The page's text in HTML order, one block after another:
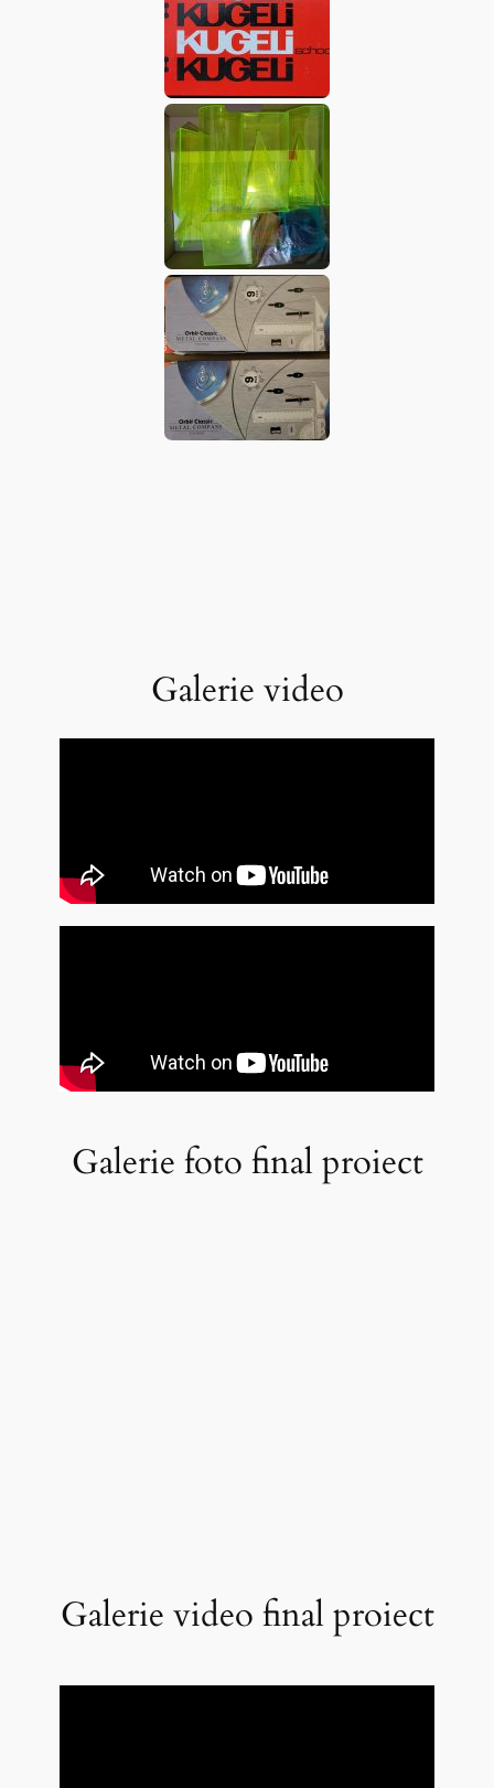
Galerie video
Galerie foto final proiect
Galerie video final proiect